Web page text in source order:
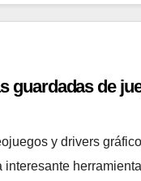
guardadas de
y drivers
interesante